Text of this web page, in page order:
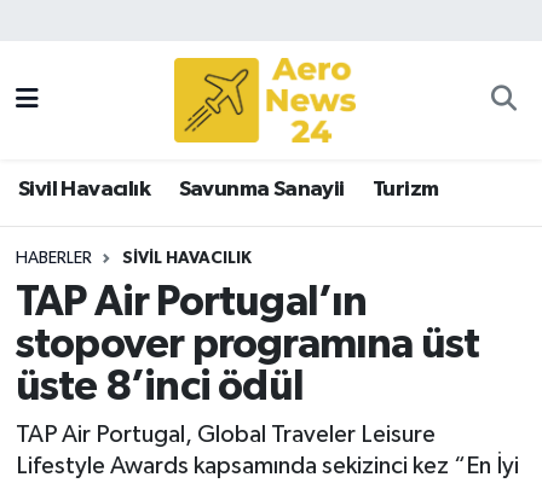
Sivil Havacılık Savunma Sanayii Turizm
HABERLER SIVIL HAVACILIK
TAP Air Portugal’ın
stopover programına üst
üste 8’inci ödül
TAP Air Portugal, Global Traveler Leisure
Lifestyle Awards kapsamında sekizinci kez “En İyi